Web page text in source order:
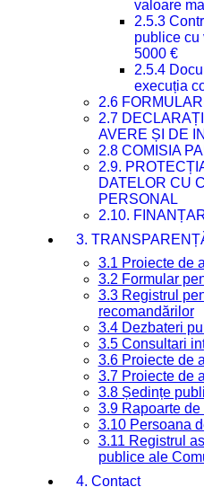
valoare
2.5.3
publice cu
5000 €
2.5.4
execuția
2.6
2.7
AVERE ȘI DE
2.8 COMISIA
2.9.
DATELOR CU
PERSONAL
2.10.
3.
3.1 Proiecte de
3.2 Formular
3.3 Registrul
recomandărilor
3.4 Dezbateri
3.5 Consultari
3.6 Proiecte de
3.7 Proiecte de
3.8 Ședințe
3.9 Rapoarte
3.10 Persoana
3.11 Registrul
publice ale
4. Contact